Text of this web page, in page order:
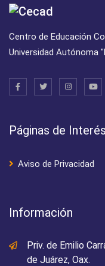
Centro de Educación
Universidad Autónoma
Páginas de Interés
Aviso de Privacidad
Información
Priv. de Emilio
de Juárez, Oax.